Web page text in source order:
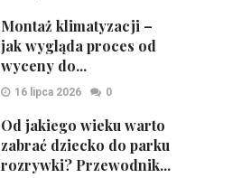
Montaż klimatyzacji –
jak wygląda proces od
wyceny do...
16 lipca 2026 0
Od jakiego wieku warto
zabrać dziecko do parku
rozrywki? Przewodnik...